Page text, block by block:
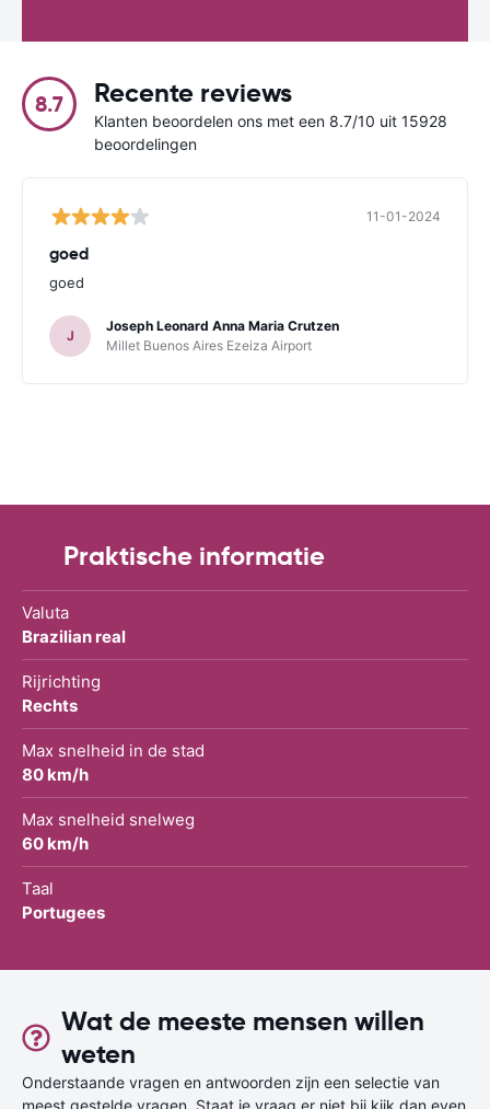
8.7 Recente reviews
Klanten beoordelen ons met een 8.7/10 uit 15928
beoordelingen
11-01-2024
goed
goed
J
Joseph Leonard Anna Maria Crutzen
Millet Buenos Aires Ezeiza Airport
Praktische informatie
Valuta
Brazilian real
Rijrichting
Rechts
Max snelheid in de stad
80 km/h
Max snelheid snelweg
60 km/h
Taal
Portugees
Wat de meeste mensen willen
weten
Onderstaande vragen en antwoorden zijn een selectie van
meest gestelde vragen. Staat je vraag er niet bij kijk dan even